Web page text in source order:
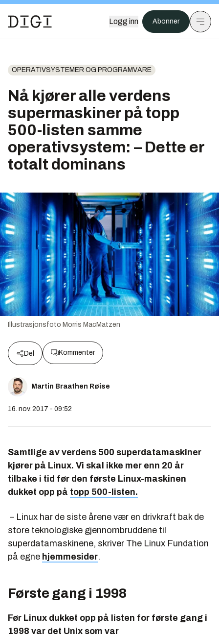
Logg inn Abonner
OPERATIVSYSTEMER OG PROGRAMVARE
Nå kjører alle verdens
supermaskiner på topp
500-listen samme
operativsystem: – Dette er
totalt dominans
Illustrasjonsfoto Morris MacMatzen
Del Kommenter
Martin Braathen Røise
16. nov. 2017 - 09:52
Samtlige av verdens 500 superdatamaskiner
kjører på Linux. Vi skal ikke mer enn 20 år
tilbake i tid før den første Linux-maskinen
dukket opp på topp 500-listen.
– Linux har de siste årene vær en drivkraft bak de
store teknologiske gjennombruddene til
superdatamaskinene, skriver The Linux Fundation
på egne hjemmesider.
Første gang i 1998
Før Linux dukket opp på listen for første gang i
1998 var det Unix som var